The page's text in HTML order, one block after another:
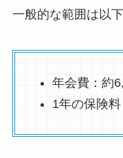
一般的な範囲は以
年会費：約
1年の保険